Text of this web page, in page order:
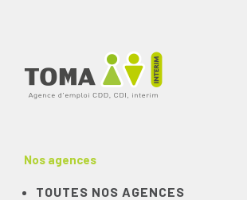
Nos agences
TOUTES NOS AGENCES